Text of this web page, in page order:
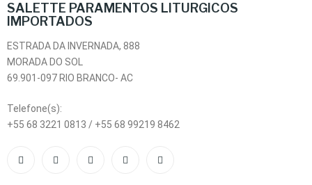
SALETTE PARAMENTOS LITURGICOS
IMPORTADOS
ESTRADA DA INVERNADA, 888
MORADA DO SOL
69.901-097 RIO BRANCO- AC
Telefone(s):
+55 68 3221 0813 / +55 68 99219 8462